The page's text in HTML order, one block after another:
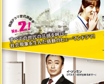
記事
一覧